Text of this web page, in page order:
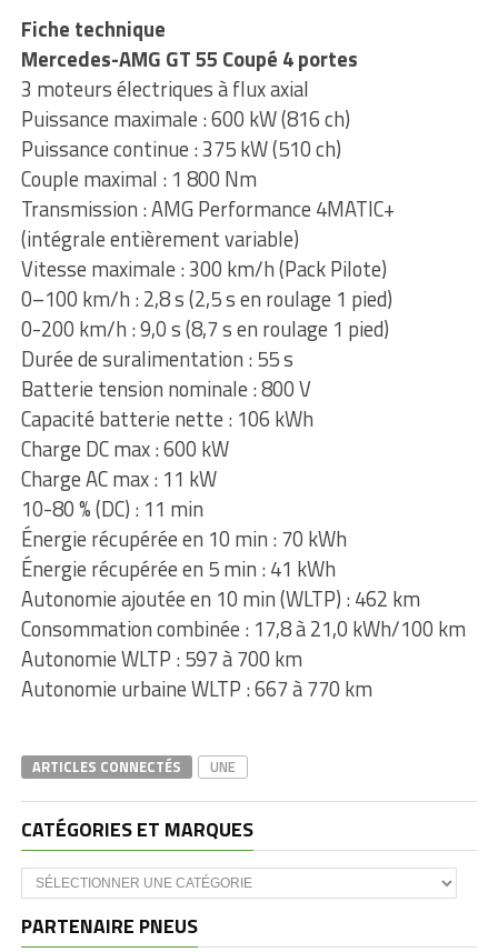
Fiche technique
Mercedes-AMG GT 55 Coupé 4 portes
3 moteurs électriques à flux axial
Puissance maximale : 600 kW (816 ch)
Puissance continue : 375 kW (510 ch)
Couple maximal : 1 800 Nm
Transmission : AMG Performance 4MATIC+
(intégrale entièrement variable)
Vitesse maximale : 300 km/h (Pack Pilote)
0–100 km/h : 2,8 s (2,5 s en roulage 1 pied)
0-200 km/h : 9,0 s (8,7 s en roulage 1 pied)
Durée de suralimentation : 55 s
Batterie tension nominale : 800 V
Capacité batterie nette : 106 kWh
Charge DC max : 600 kW
Charge AC max : 11 kW
10-80 % (DC) : 11 min
Énergie récupérée en 10 min : 70 kWh
Énergie récupérée en 5 min : 41 kWh
Autonomie ajoutée en 10 min (WLTP) : 462 km
Consommation combinée : 17,8 à 21,0 kWh/100 km
Autonomie WLTP : 597 à 700 km
Autonomie urbaine WLTP : 667 à 770 km
ARTICLES CONNECTÉS UNE
CATÉGORIES ET MARQUES
Catégories
et
PARTENAIRE PNEUS